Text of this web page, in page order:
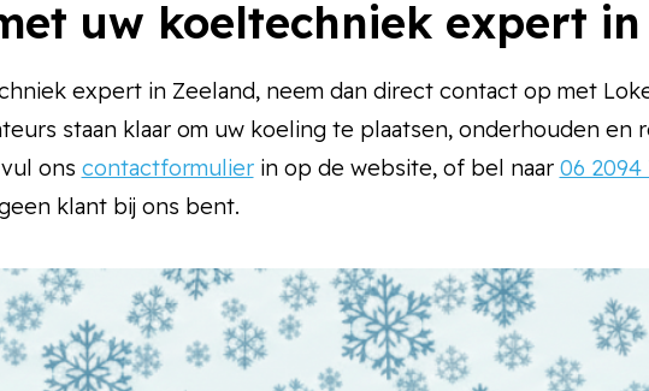
uw koeltechniek expert in
expert in Zeeland, neem dan direct contact op met
staan klaar om uw koeling te plaatsen, onderhouden en
ons contactformulierin op de website, of bel naar 06 2094
klant bij ons bent.